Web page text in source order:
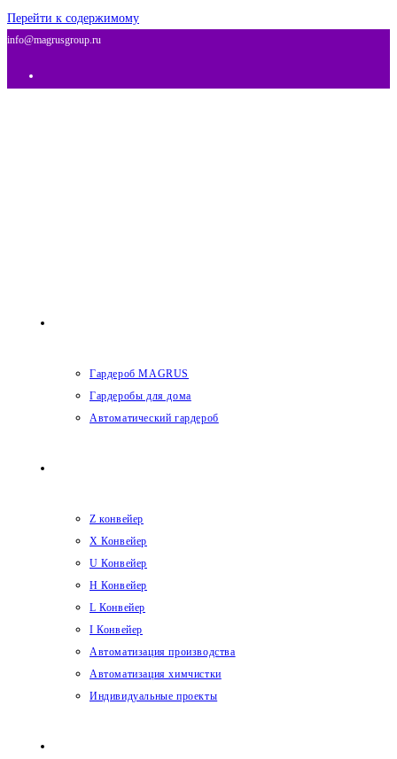
Перейти к содержимому
info@magrusgroup.ru
Гардероб MAGRUS
Гардеробы для дома
Автоматический гардероб
Z конвейер
X Конвейер
U Конвейер
H Конвейер
L Конвейер
I Конвейер
Автоматизация производства
Автоматизация химчистки
Индивидуальные проекты